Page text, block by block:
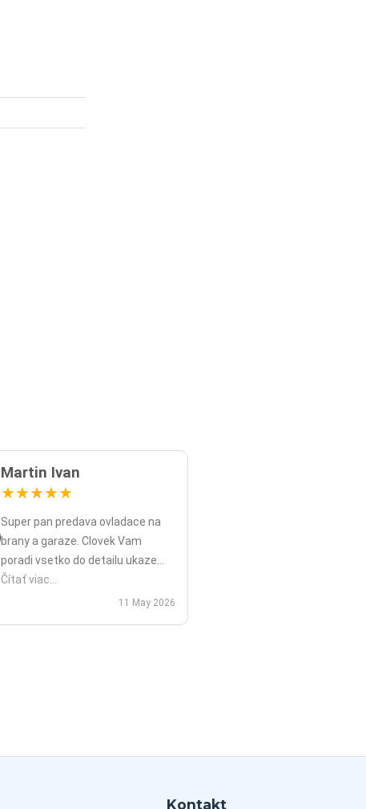
Martin Ivan
★★★★★
Super pan predava ovladace na
brany a garaze. Clovek Vam
poradi vsetko do detailu ukaze
popripade nadstavy priamo na
mieste a ked uz nahodou to nejde
Čítať viac...
11 May 2026
Kontakt